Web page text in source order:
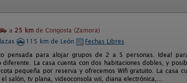
a 25 km de Congosta (Zamora)
115 km de León
Fechas Libres
pensada para alojar grupos de 2 a 5 personas. Ideal
La casa cuenta con dos habitaciones dobles, y
pequeña por reserva y ofrecemos Wifi gratuito. La casa
salón, tv plana, videoconsola wii, diana electrónica,...